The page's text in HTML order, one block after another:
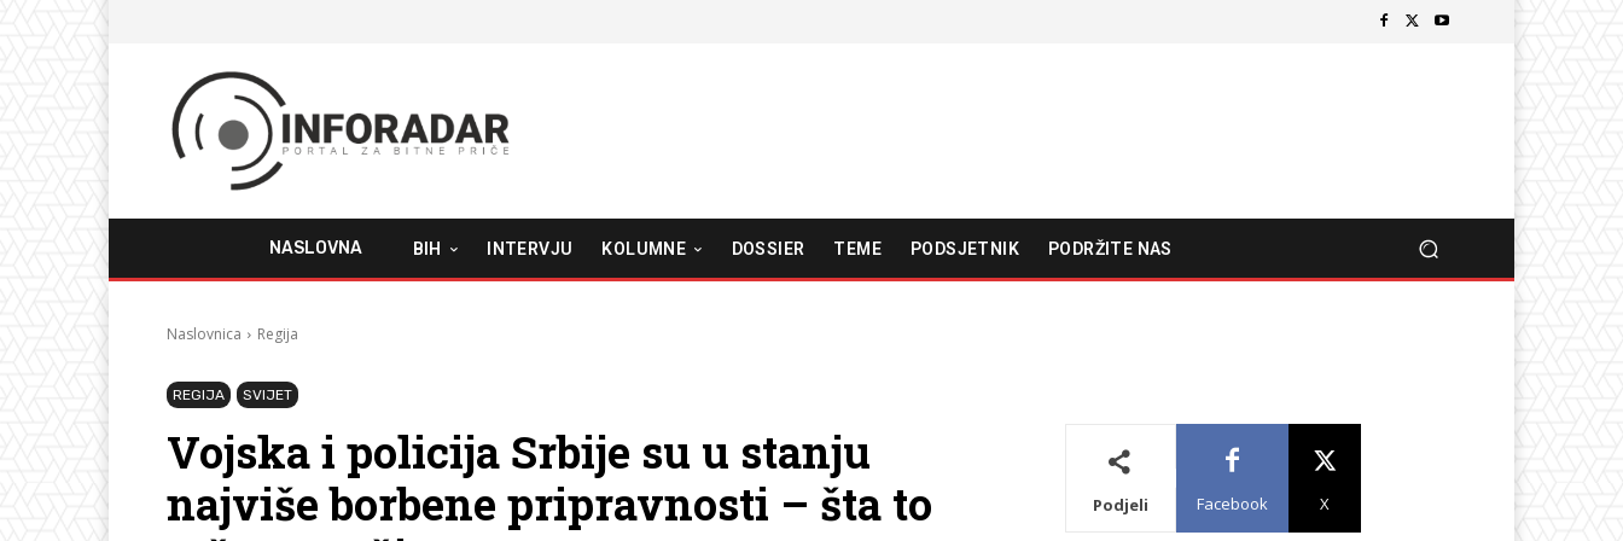
NASLOVNA BIH INTERVJU KOLUMNE DOSSIER TEME PODSJETNIK PODRŽITE NAS
Naslovnica Regija
REGIJA SVIJET
Vojska i policija Srbije su u stanju
najviše borbene pripravnosti – šta to
Podjeli Facebook X